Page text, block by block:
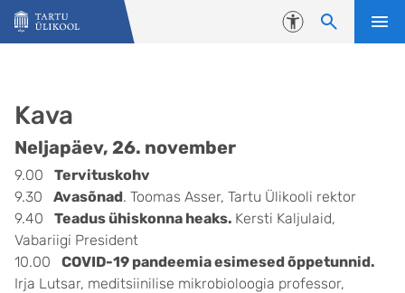
Liigu edasi põhisisu juurde
Juurdepääsetavus
Kava
Neljapäev, 26. november
9.00 Tervituskohv
9.30 Avasõnad. Toomas Asser, Tartu Ülikooli rektor
9.40 Teadus ühiskonna heaks. Kersti Kaljulaid,
Vabariigi President
10.00 COVID-19 pandeemia esimesed õppetunnid.
Irja Lutsar, meditsiinilise mikrobioloogia professor,